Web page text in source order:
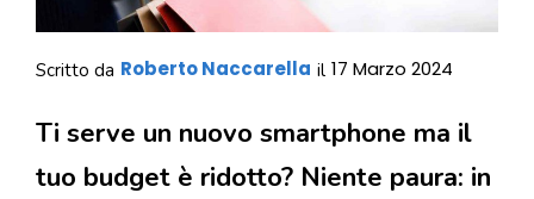
Scritto da Roberto Naccarella il 17 Marzo 2024
Ti serve un nuovo smartphone ma il
tuo budget è ridotto? Niente paura: in